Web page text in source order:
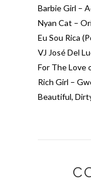
Barbie Girl –
Nyan Cat –
Eu Sou Rica
VJ José Del
For The Love
Rich Girl –
Beautiful,